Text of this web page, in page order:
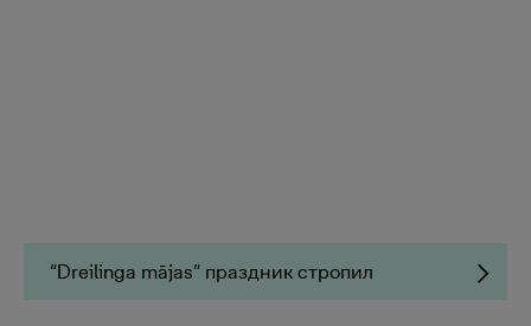
“Dreilinga mājas” праздник стропил